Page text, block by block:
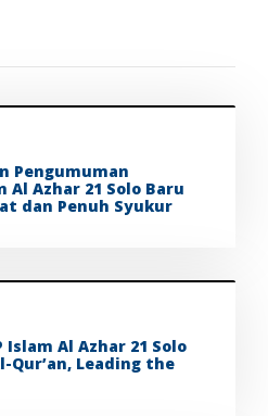
Pengumuman
Al Azhar 21 Solo Baru
dan Penuh Syukur
Al Azhar 21 Solo
Qur’an, Leading the